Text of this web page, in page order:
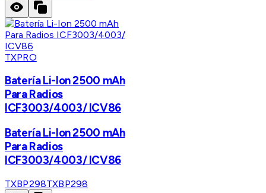
TXPRO
Batería Li-Ion 2500 mAh
Para Radios
ICF3003/4003/ ICV86
Batería Li-Ion 2500 mAh
Para Radios
ICF3003/4003/ ICV86
TXBP298TXBP298